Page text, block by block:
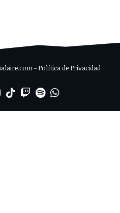
- Política de Privacidad